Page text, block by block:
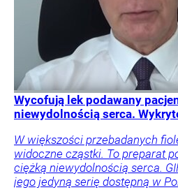
Wycofują lek podawany
niewydolnością serca.
W większości przebadanych
widoczne cząstki. To preparat
ciężką niewydolnością serca.
jego jedyną serię dostępną w